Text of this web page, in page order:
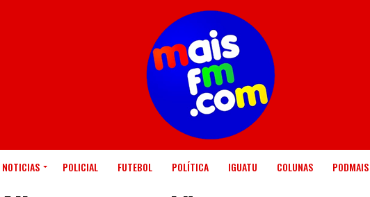
NOTICIAS POLICIAL FUTEBOL POLÍTICA IGUATU COLUNAS PODMAIS